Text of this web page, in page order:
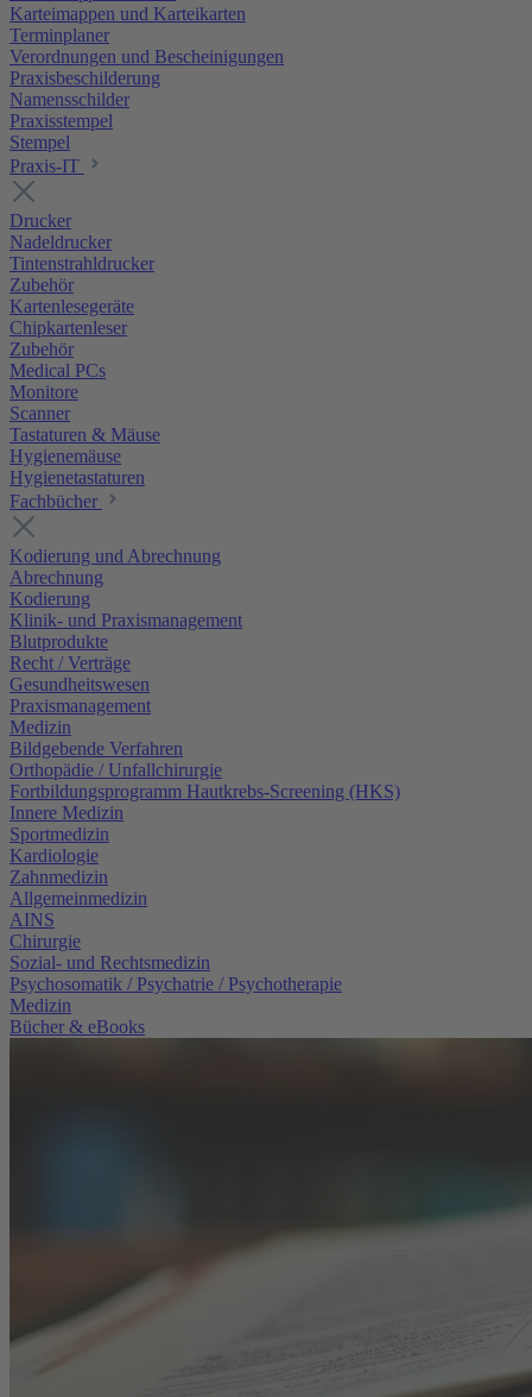
Karteimappen und Karteikarten
Terminplaner
Verordnungen und Bescheinigungen
Praxisbeschilderung
Namensschilder
Praxisstempel
Stempel
Praxis-IT
Drucker
Nadeldrucker
Tintenstrahldrucker
Zubehör
Kartenlesegeräte
Chipkartenleser
Zubehör
Medical PCs
Monitore
Scanner
Tastaturen & Mäuse
Hygienemäuse
Hygienetastaturen
Fachbücher
Kodierung und Abrechnung
Abrechnung
Kodierung
Klinik- und Praxismanagement
Blutprodukte
Recht / Verträge
Gesundheitswesen
Praxismanagement
Medizin
Bildgebende Verfahren
Orthopädie / Unfallchirurgie
Fortbildungsprogramm Hautkrebs-Screening (HKS)
Innere Medizin
Sportmedizin
Kardiologie
Zahnmedizin
Allgemeinmedizin
AINS
Chirurgie
Sozial- und Rechtsmedizin
Psychosomatik / Psychatrie / Psychotherapie
Medizin
Bücher & eBooks